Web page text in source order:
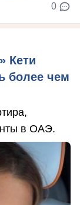
0
Кети
более чем
в ОАЭ.